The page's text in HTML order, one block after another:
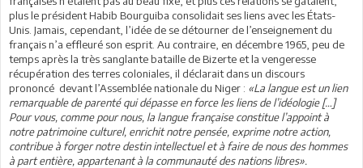
plus le président Habib Bourguiba consolidait ses liens avec les États-
Unis. Jamais, cependant, l’idée de se détourner de l’enseignement du
français n’a effleuré son esprit. Au contraire, en décembre 1965, peu de
temps après la très sanglante bataille de Bizerte et la vengeresse
récupération des terres coloniales, il déclarait dans un discours
prononcé devant l’Assemblée nationale du Niger : «La langue est un lien
remarquable de parenté qui dépasse en force les liens de l’idéologie […]
Pour vous, comme pour nous, la langue française constitue l’appoint à
notre patrimoine culturel, enrichit notre pensée, exprime notre action,
contribue à forger notre destin intellectuel et à faire de nous des hommes
à part entière, appartenant à la communauté des nations libres».